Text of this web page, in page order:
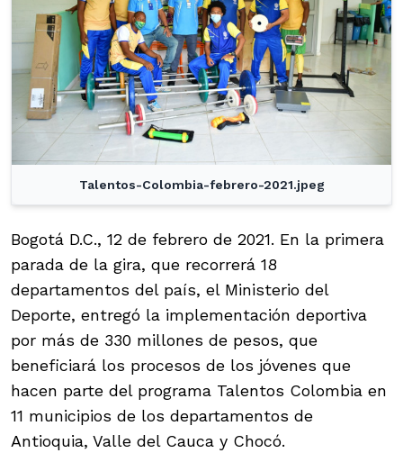
Talentos-Colombia-febrero-2021.jpeg
Bogotá D.C., 12 de febrero de 2021. En la primera
parada de la gira, que recorrerá 18
departamentos del país, el Ministerio del
Deporte, entregó la implementación deportiva
por más de 330 millones de pesos, que
beneficiará los procesos de los jóvenes que
hacen parte del programa Talentos Colombia en
11 municipios de los departamentos de
Antioquia, Valle del Cauca y Chocó.